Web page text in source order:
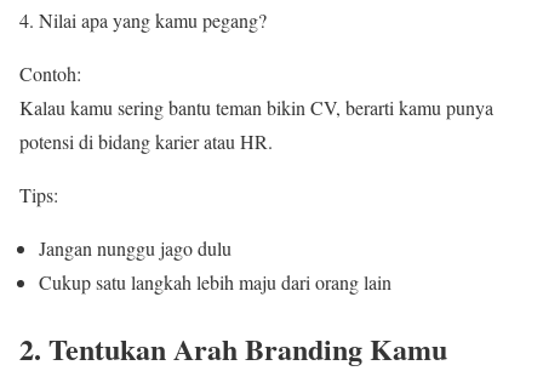
Nilai apa yang kamu pegang?
Contoh:
Kalau kamu sering bantu teman bikin CV, berarti kamu punya
potensi di bidang karier atau HR.
Tips:
Jangan nunggu jago dulu
Cukup satu langkah lebih maju dari orang lain
2. Tentukan Arah Branding Kamu